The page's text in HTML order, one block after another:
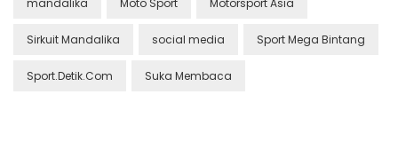
mandalika Moto Sport Motorsport Asia
Sirkuit Mandalika social media Sport Mega Bintang
Sport.Detik.Com Suka Membaca